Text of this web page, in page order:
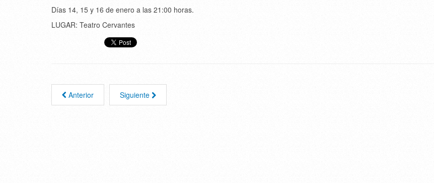
Días 14, 15 y 16 de enero a las 21:00 horas.
LUGAR: Teatro Cervantes
Anterior Siguiente